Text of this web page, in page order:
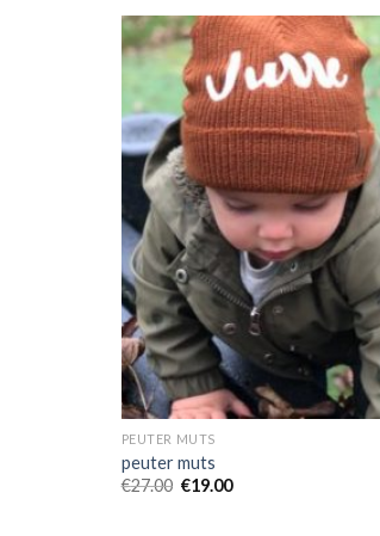
PEUTER MUTS
peuter muts
€27.00 €19.00